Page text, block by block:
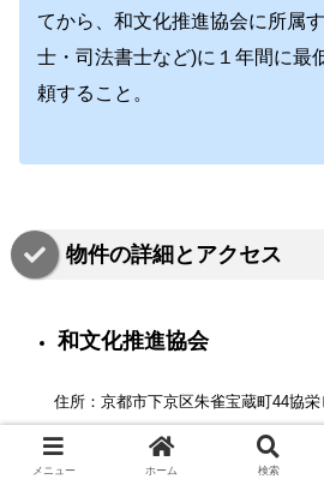
てから、和文化推進協会に所属
士・司法書士など)に１年間に最
頼すること。
物件の詳細とアクセス
和文化推進協会
住所：京都市下京区朱雀宝蔵町44協
物件：協栄ビル RC(鉄筋コンクリ
メニュー ホーム 検索